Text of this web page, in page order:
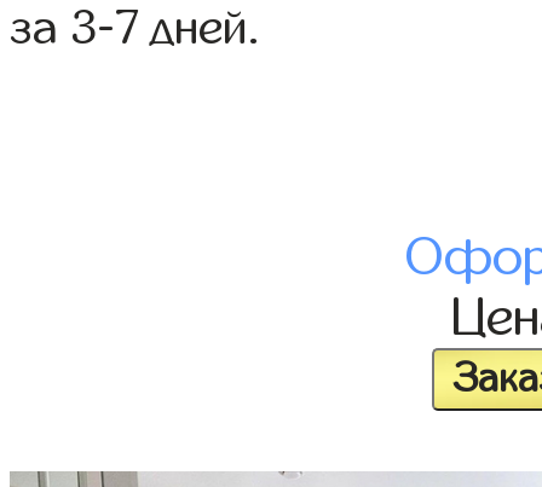
за 3-7 дней.